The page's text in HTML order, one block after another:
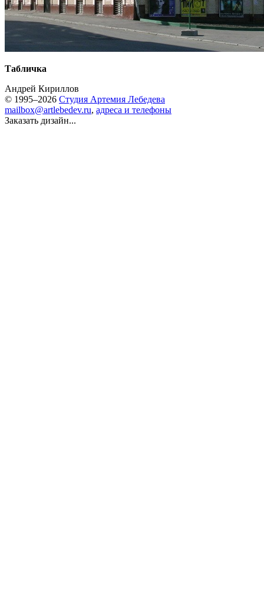
Табличка
Андрей Кириллов
© 1995–2026 Студия Артемия Лебедева
mailbox@artlebedev.ru, адреса и телефоны
Заказать дизайн...